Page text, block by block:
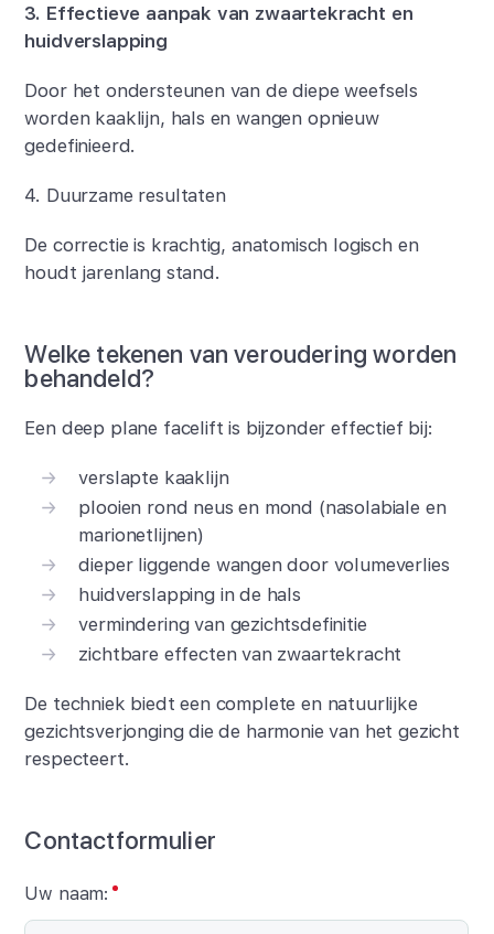
3. Effectieve aanpak van zwaartekracht en
huidverslapping
Door het ondersteunen van de diepe weefsels
worden kaaklijn, hals en wangen opnieuw
gedefinieerd.
4. Duurzame resultaten
De correctie is krachtig, anatomisch logisch en
houdt jarenlang stand.
Welke tekenen van veroudering worden
behandeld?
Een deep plane facelift is bijzonder effectief bij:
verslapte kaaklijn
plooien rond neus en mond (nasolabiale en
marionetlijnen)
dieper liggende wangen door volumeverlies
huidverslapping in de hals
vermindering van gezichtsdefinitie
zichtbare effecten van zwaartekracht
De techniek biedt een complete en natuurlijke
gezichtsverjonging die de harmonie van het gezicht
respecteert.
Contactformulier
Uw naam: